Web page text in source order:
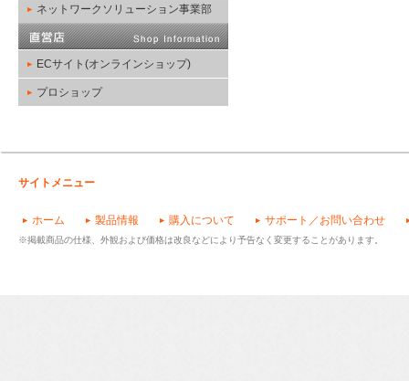
ネットワークソリューション事業部
ECサイト(オンラインショップ)
プロショップ
サイトメニュー
ホーム 製品情報 購入について サポート／お問い合わせ
※掲載商品の仕様、外観および価格は改良などにより予告なく変更することがあります。